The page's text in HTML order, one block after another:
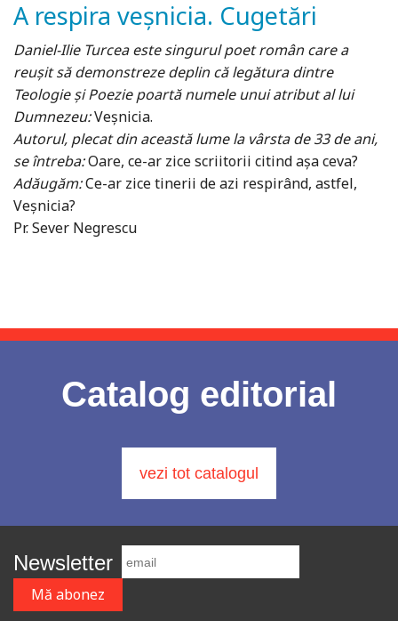
A respira veșnicia. Cugetări
Daniel-Ilie Turcea este singurul poet român care a
reușit să demonstreze deplin că legătura dintre
Teologie și Poezie poartă numele unui atribut al lui
Dumnezeu:Veșnicia.
Autorul, plecat din această lume la vârsta de 33 de ani,
se întreba:Oare, ce-ar zice scriitorii citind așa ceva?
Adăugăm:Ce-ar zice tinerii de azi respirând, astfel,
Veșnicia?
Pr. Sever Negrescu
Catalog editorial
vezi tot catalogul
Newsletter